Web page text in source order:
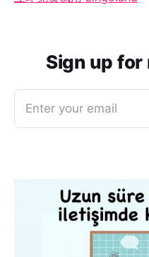
Sign up for
Enter your email